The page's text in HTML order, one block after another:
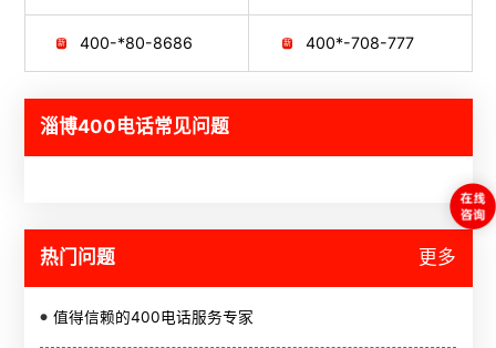
400-*80-8686 400*-708-777
淄博400电话常见问题
热门问题 更多
值得信赖的400电话服务专家